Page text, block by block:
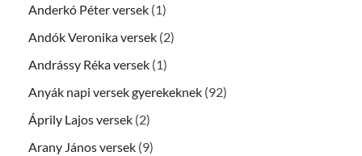
Anderkó Péter versek (1)
Andók Veronika versek (2)
Andrássy Réka versek (1)
Anyák napi versek gyerekeknek (92)
Áprily Lajos versek (2)
Arany János versek (9)